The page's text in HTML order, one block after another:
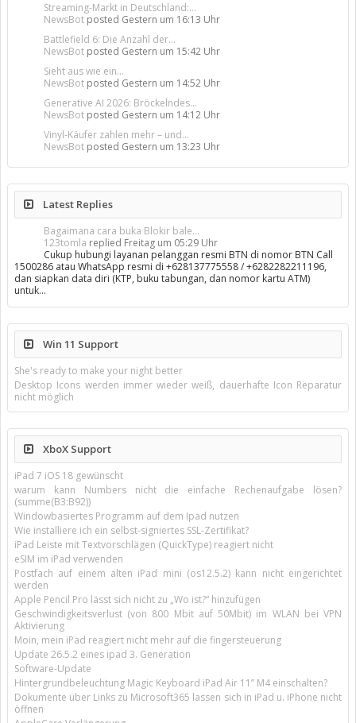
Streaming-Markt in Deutschland:...
NewsBot posted Gestern um 16:13 Uhr
Battlefield 6: Die Anzahl der...
NewsBot posted Gestern um 15:42 Uhr
Sieht aus wie ein...
NewsBot posted Gestern um 14:52 Uhr
Generative AI 2026: Bröckelndes...
NewsBot posted Gestern um 14:12 Uhr
Vinyl-Käufer zahlen mehr – und...
NewsBot posted Gestern um 13:23 Uhr
Latest Replies
Bagaimana cara buka Blokir bale...
123tomla replied Freitag um 05:29 Uhr
Cukup hubungi layanan pelanggan resmi BTN di nomor BTN Call
1500286 atau WhatsApp resmi di +628137775558 / +6282282211196,
dan siapkan data diri (KTP, buku tabungan, dan nomor kartu ATM)
untuk…
Win 11 Support
She's ready to make your night better
Desktop Icons werden immer wieder weiß, dauerhafte Icon Reparatur
nicht möglich
XboX Support
iPad 7 iOS 18 gewünscht
warum kann Numbers nicht die einfache Rechenaufgabe lösen?
(summe(B3:B92))
Windowbasiertes Programm auf dem Ipad nutzen
Wie installiere ich ein selbst-signiertes SSL-Zertifikat?
iPad Leiste mit Textvorschlägen (QuickType) reagiert nicht
eSIM im iPad verwenden
Postfach auf einem alten iPad mini (os12.5.2) kann nicht eingerichtet
werden
Apple Pencil Pro lässt sich nicht zu „Wo ist?“ hinzufügen
Geschwindigkeitsverlust (von 800 Mbit auf 50Mbit) im WLAN bei VPN
Aktivierung
Moin, mein iPad reagiert nicht mehr auf die fingersteuerung
Update 26.5.2 eines ipad 3. Generation
Software-Update
Hintergrundbeleuchtung Magic Keyboard iPad Air 11’’ M4 einschalten?
Dokumente über Links zu Microsoft365 lassen sich in iPad u. iPhone nicht
öffnen